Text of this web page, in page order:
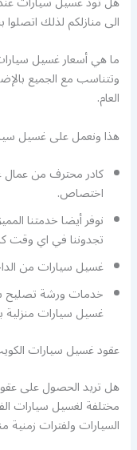
الى منازلكم لذلك اتصلوا
ما هي أسعار غسيل
وتتناسب مع الجميع
العام.
هذا ونعمل على غسيل
كادر محترف من
اختصاص.
تجدوننا في اي وقت
غسيل سيارات من
خدمات ورشة تصليح
غسيل سيارات منزلية
عقود غسيل سيارات
هل تريد الحصول على
مختلفة لغسيل سيارات
السيارات ولفترات زمنية